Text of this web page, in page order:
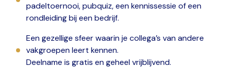
padeltoernooi, pubquiz, een kennissessie of een
rondleiding bij een bedrijf.
Een gezellige sfeer waarin je collega’s van andere
vakgroepen leert kennen.
Deelname is gratis en geheel vrijblijvend.